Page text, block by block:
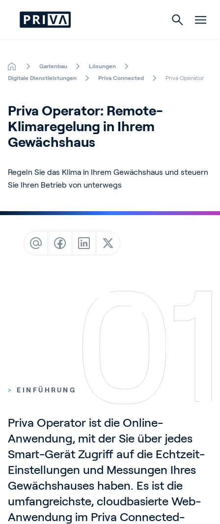
Gartenbau
Indoor Growing
Über Priva
Kontact
Kundenreferenzen
Partners
Academy
Anmelden
Deutsch
Gartenbau
Lösungen
Digitale Dienstleistungen
Priva Connected Priva Operator
Priva Operator: Remote-
Klimaregelung in Ihrem
Gewächshaus
Regeln Sie das Klima in Ihrem Gewächshaus und steuern
Sie Ihren Betrieb von unterwegs
> EINFÜHRUNG
Priva Operator ist die Online-
Anwendung, mit der Sie über jedes
Smart-Gerät Zugriff auf die Echtzeit-
Einstellungen und Messungen Ihres
Gewächshauses haben. Es ist die
umfangreichste, cloudbasierte Web-
Anwendung im Priva Connected-